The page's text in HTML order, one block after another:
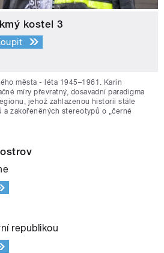
kostel 3
města - léta 1945–1961. Karin
míry převratný, dosavadní paradigma
jehož zahlazenou historii stále
a zakořeněných stereotypů o „černé
republikou